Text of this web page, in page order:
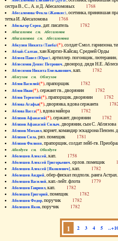
сестра В., С., А. и Д. Абесаломовых 1768
Абесаломова Фекла (Жамкис), осетинка, принявшая
тетка И. Абесаломова 1768
Абильгор Серен, дат. писатель 1782
Абисаломов см. Абесаломов
Абисаломова см. Абесаломова
Абкузин Никита (Танба)(*), солдат Смол.
Аблай-Салтан, хан Киргиз-Кайсац. Средней Орды
Аблеев Павел (Юрас), артиллер. погонщик,
Аблесимов Денис Петрович, двоюрод. дядя Н.Е.
Аблесимов Никита Емельянович, кап. 1782
Аблеухов см. Облеухов
Аблов Василий(*), прапорщик 1782
Аблов Иван(*), сержант гв., дворянин 1782
Аблов Терентий(*), прапорщик, дворянин 1782
Аблова Агафья(*), дворянка, вдова сержанта
Аблова Васса(*), вдова майора 1782
Аблязов Афанасий(*), сержант, дворянин 1782
Аблязов Афанасий Силыч, дворянин, сын С.
Аблязов Михаил, корнет, командир эскадрона
Аблязов Сила, ряз. помещик 1781
Аблязов Филипп, прапорщик, солдат лейб-гв.
Аболдуев см. Оболдуев
Аболешев Алексей, кап. 1758
Аболешев Алексей Григорьевич, орлов. помещик
Аболешев Алексей [Яковлевич], кап. 1782
Аболешев Андрей, обер-фискал подполк. ранга
Аболешев Василий, кап.-лейт. флота 1779
Аболешев Гавриил, кап. 1782
Аболешев Григорий, помещик 1782
Аболешев Федор, поручик 1782
Аболешев Яков, поручик 1782
1 2 3 4 5